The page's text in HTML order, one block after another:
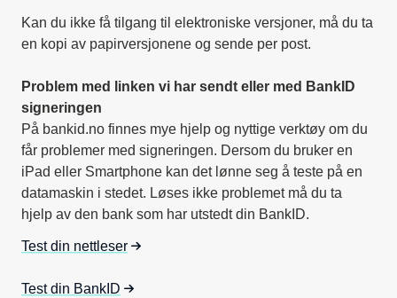
Kan du ikke få tilgang til elektroniske versjoner, må du ta
en kopi av papirversjonene og sende per post.
Problem med linken vi har sendt eller med BankID
signeringen
På bankid.no finnes mye hjelp og nyttige verktøy om du
får problemer med signeringen. Dersom du bruker en
iPad eller Smartphone kan det lønne seg å teste på en
datamaskin i stedet. Løses ikke problemet må du ta
hjelp av den bank som har utstedt din BankID.
Test din nettleser
Test din BankID